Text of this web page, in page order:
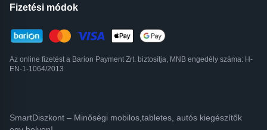
Fizetési módok
Az online fizetést a Barion Payment Zrt. biztosítja, MNB engedély száma: H-
EN-1-1064/2013
SmartDiszkont – Minőségi mobilos,tabletes, autós kiegészítők